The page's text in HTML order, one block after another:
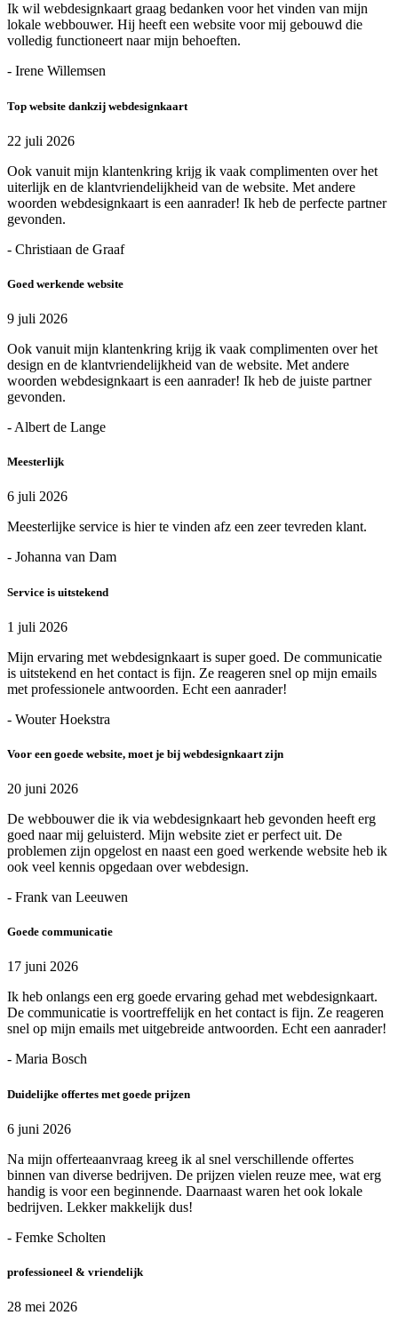
Ik wil webdesignkaart graag bedanken voor het vinden van mijn
lokale webbouwer. Hij heeft een website voor mij gebouwd die
volledig functioneert naar mijn behoeften.
- Irene Willemsen
Top website dankzij webdesignkaart
22 juli 2026
Ook vanuit mijn klantenkring krijg ik vaak complimenten over het
uiterlijk en de klantvriendelijkheid van de website. Met andere
woorden webdesignkaart is een aanrader! Ik heb de perfecte partner
gevonden.
- Christiaan de Graaf
Goed werkende website
9 juli 2026
Ook vanuit mijn klantenkring krijg ik vaak complimenten over het
design en de klantvriendelijkheid van de website. Met andere
woorden webdesignkaart is een aanrader! Ik heb de juiste partner
gevonden.
- Albert de Lange
Meesterlijk
6 juli 2026
Meesterlijke service is hier te vinden afz een zeer tevreden klant.
- Johanna van Dam
Service is uitstekend
1 juli 2026
Mijn ervaring met webdesignkaart is super goed. De communicatie
is uitstekend en het contact is fijn. Ze reageren snel op mijn emails
met professionele antwoorden. Echt een aanrader!
- Wouter Hoekstra
Voor een goede website, moet je bij webdesignkaart zijn
20 juni 2026
De webbouwer die ik via webdesignkaart heb gevonden heeft erg
goed naar mij geluisterd. Mijn website ziet er perfect uit. De
problemen zijn opgelost en naast een goed werkende website heb ik
ook veel kennis opgedaan over webdesign.
- Frank van Leeuwen
Goede communicatie
17 juni 2026
Ik heb onlangs een erg goede ervaring gehad met webdesignkaart.
De communicatie is voortreffelijk en het contact is fijn. Ze reageren
snel op mijn emails met uitgebreide antwoorden. Echt een aanrader!
- Maria Bosch
Duidelijke offertes met goede prijzen
6 juni 2026
Na mijn offerteaanvraag kreeg ik al snel verschillende offertes
binnen van diverse bedrijven. De prijzen vielen reuze mee, wat erg
handig is voor een beginnende. Daarnaast waren het ook lokale
bedrijven. Lekker makkelijk dus!
- Femke Scholten
professioneel & vriendelijk
28 mei 2026